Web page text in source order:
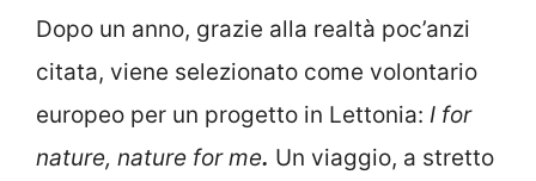
Dopo un anno, grazie alla realtà poc’anzi
citata, viene selezionato come volontario
europeo per un progetto in Lettonia: I for
nature, nature for me. Un viaggio, a stretto